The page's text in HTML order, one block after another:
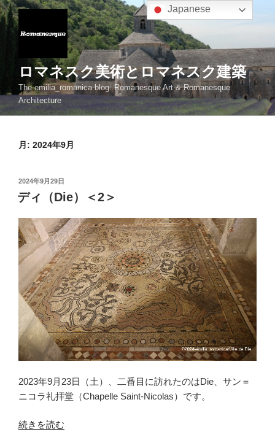
コ
ン
ス
キ
ロマネスク美術とロマネスク建築
The emilia_romanica blog: Romanesque Art & Romanesque
Architecture
月: 2024年9月
投
稿
日:
2024年9月29日
ディ（Die）＜2＞
2023年9月23日（土）、二番目に訪れたのはDie、サン＝
ニコラ礼拝堂（Chapelle Saint-Nicolas）です。
“デ
続きを読む
Japanese